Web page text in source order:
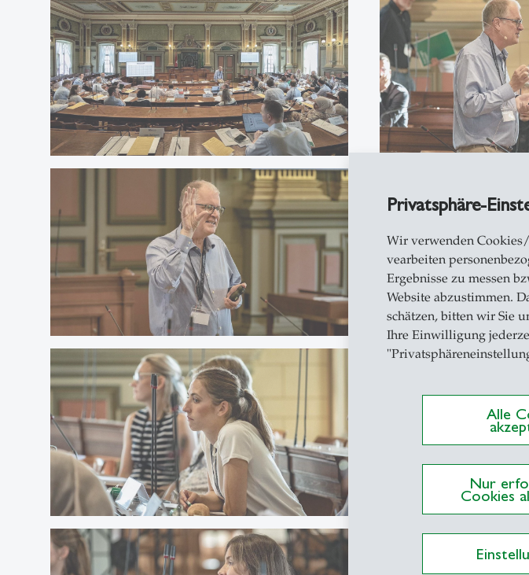
Privatsphäre-
Wir verwenden
vearbeiten
Ergebnisse zu messen
Website abzustimmen.
schätzen, bitten wir Sie
Ihre Einwilligung
Alle
Nur
Cookies